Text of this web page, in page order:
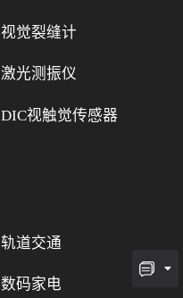
视觉裂缝计
激光测振仪
DIC视触觉传感器
轨道交通
数码家电